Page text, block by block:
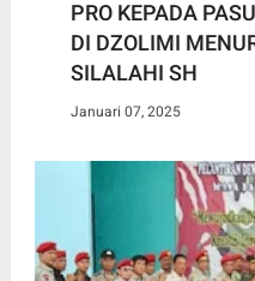
PRO KEPADA
DI DZOLIMI
SILALAHI SH
Januari 07, 2025